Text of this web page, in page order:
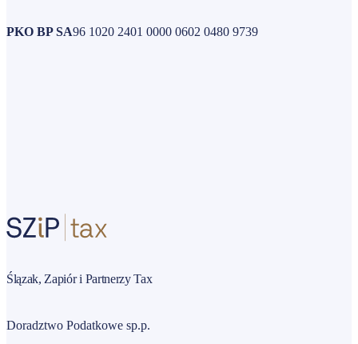
PKO BP SA96 1020 2401 0000 0602 0480 9739
Ślązak, Zapiór i Partnerzy Tax
Doradztwo Podatkowe sp.p.